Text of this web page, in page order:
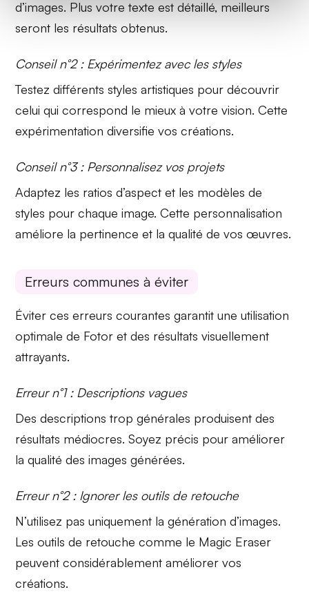
d’images. Plus votre texte est détaillé, meilleurs
seront les résultats obtenus.
Conseil n°2 : Expérimentez avec les styles
Testez différentsstyles artistiques pour découvrir
celui qui correspond le mieux à votre vision. Cette
expérimentation diversifie vos créations.
Conseil n°3 : Personnalisez vos projets
Adaptez les ratios d’aspect et les modèles de
styles pour chaque image. Cette personnalisation
améliore la pertinence et la qualité de vos œuvres.
Erreurs communes à éviter
Éviter ces erreurs courantes garantit une utilisation
optimale de Fotor et des résultats visuellement
attrayants.
Erreur n°1 : Descriptions vagues
Des descriptions trop générales produisent des
résultats médiocres. Soyez précis pour améliorer
laqualité des images générées.
Erreur n°2 : Ignorer les outils de retouche
N’utilisez pas uniquement lagénération d’images.
Les outils de retouche comme le Magic Eraser
peuvent considérablement améliorer vos
créations.